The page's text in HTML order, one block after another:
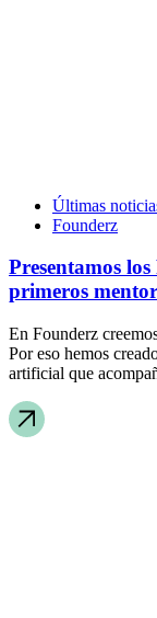
Últimas
Founderz
Presentamos
primeros
En Founderz
Por eso hemos
artificial que